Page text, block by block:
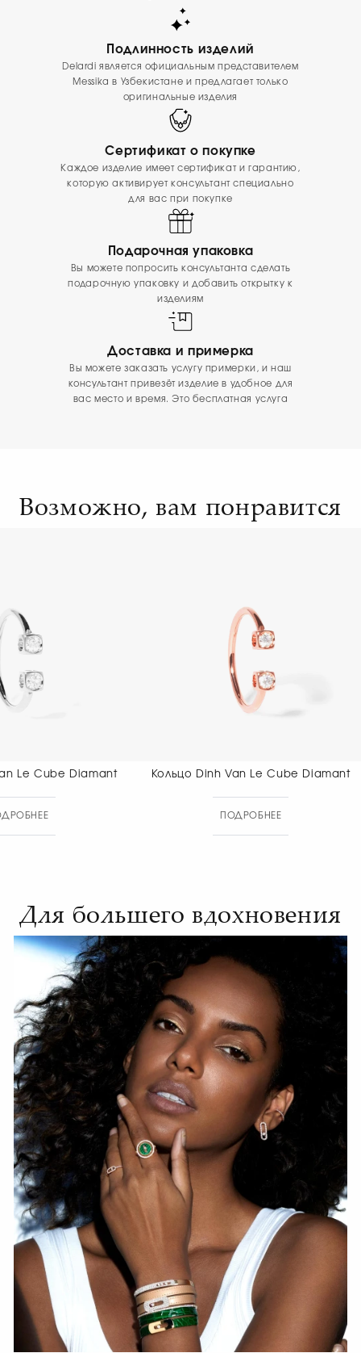
Подлинность изделий
Delardi является официальным представителем
Messika в Узбекистане и предлагает только
оригинальные изделия
Сертификат о покупке
Каждое изделие имеет сертификат и гарантию,
которую активирует консультант специально
для вас при покупке
Подарочная упаковка
Вы можете попросить консультанта сделать
подарочную упаковку и добавить открытку к
изделиям
Доставка и примерка
Вы можете заказать услугу примерки, и наш
консультант привезёт изделие в удобное для
вас место и время. Это бесплатная услуга
Возможно, вам понравится
Кольцо Dinh Van Le Cube Diamant Кольцо Dinh
Для большего вдохновения